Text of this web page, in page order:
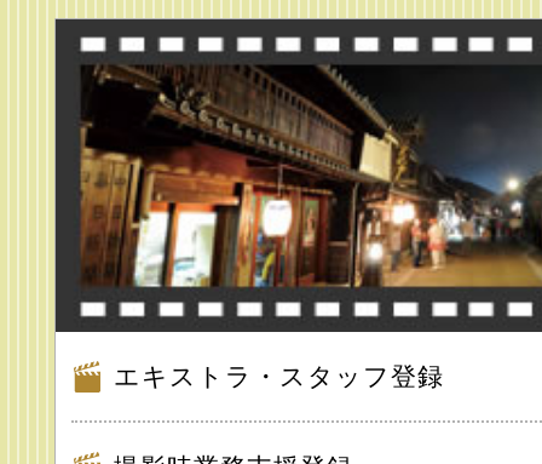
エキストラ・スタッフ登録